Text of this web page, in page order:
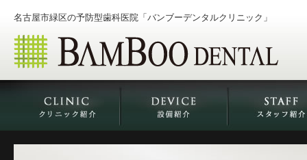
名古屋市緑区の予防型歯科医院「バンブーデンタルクリニック」